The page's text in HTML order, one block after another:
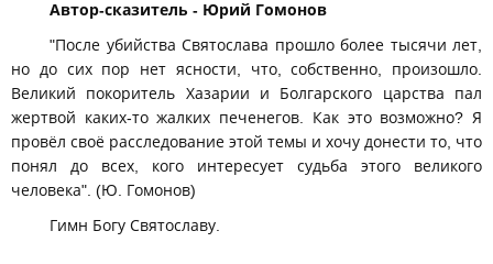
Автор-сказитель - Юрий Гомонов
"После убийства Святослава прошло более тысячи лет,
но до сих пор нет ясности, что, собственно, произошло.
Великий покоритель Хазарии и Болгарского царства пал
жертвой каких-то жалких печенегов. Как это возможно? Я
провёл своё расследование этой темы и хочу донести то, что
понял до всех, кого интересует судьба этого великого
человека". (Ю. Гомонов)
Гимн Богу Святославу.